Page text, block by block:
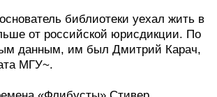
библиотеки уехал жить в
от российской юрисдикции. По
данным, им был Дмитрий Карач,
МГУ~.